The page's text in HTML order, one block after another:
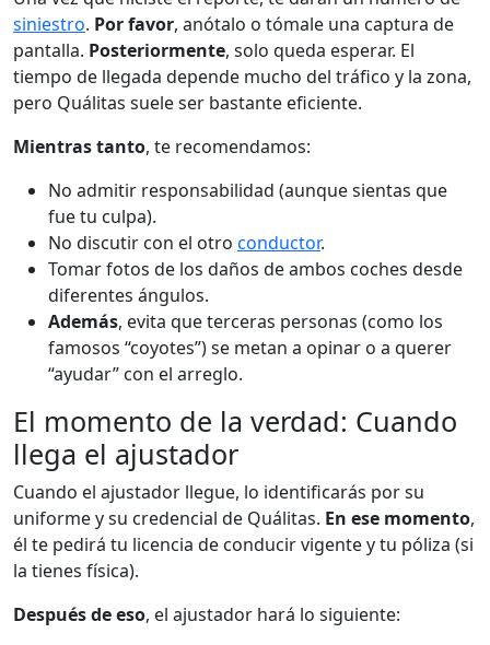
siniestro. Por favor, anótalo o tómale una captura de
pantalla. Posteriormente, solo queda esperar. El
tiempo de llegada depende mucho del tráfico y la zona,
pero Quálitas suele ser bastante eficiente.
Mientras tanto, te recomendamos:
No admitir responsabilidad (aunque sientas que
fue tu culpa).
No discutir con el otro conductor.
Tomar fotos de los daños de ambos coches desde
diferentes ángulos.
Además, evita que terceras personas (como los
famosos “coyotes”) se metan a opinar o a querer
“ayudar” con el arreglo.
El momento de la verdad: Cuando
llega el ajustador
Cuando el ajustador llegue, lo identificarás por su
uniforme y su credencial de Quálitas. En ese momento,
él te pedirá tu licencia de conducir vigente y tu póliza (si
la tienes física).
Después de eso, el ajustador hará lo siguiente: